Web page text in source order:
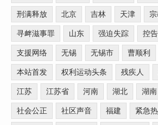
刑满释放 北京 吉林 天津
寻衅滋事罪 山东 强迫失踪 控
支援网络 无锡 无锡市 曹顺利
本站首发 权利运动头条 残疾人
江苏 江苏省 河南 湖北 湖南
社会公正 社区声音 福建 紧急